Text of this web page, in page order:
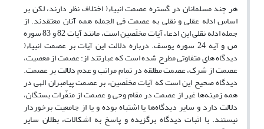
هر چند مسلمانان در گستره عصمت انبیاء( اختلاف نظر دارند، لکن بر
اساس ادله عقلی و نقلی به عصمت فی الجمله همه آنان معتقدند. از
جمله ادله نقلی این ادعا، آیات مخلَصین است، مانند آیات 82 و 83 سوره
ص و آیه 24 سوره یوسف. درباره دلالت این آیات بر عصمت انبیاء(
دیدگاه های متفاوتی مطرح شده است که عبارتند از: عصمت از معصیت،
عصمت از شرک، عصمت مطلقه در تمام مراتب و عدم دلالت بر عصمت.
دیدگاه صحیح این است که آیات مخلَصین، بر عصمت پیامبران الهی در
همه زمینه‌ها غیر از عصمت در مقام وحی و عصمت از منفّرات بستگان،
دلالت دارد و سایر دیدگاه‌ها یا اشتباه بوده و یا از جامعیت برخوردار
نیستند. با اثبات دیدگاه برگزیده و پاسخ به اشکالات، بطلان سایر